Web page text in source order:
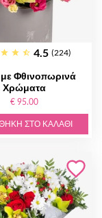
4.5 (224)
με Φθινοπωρινά
Χρώματα
€ 95.00
ΣΤΟ ΚΑΛΆΘΙ